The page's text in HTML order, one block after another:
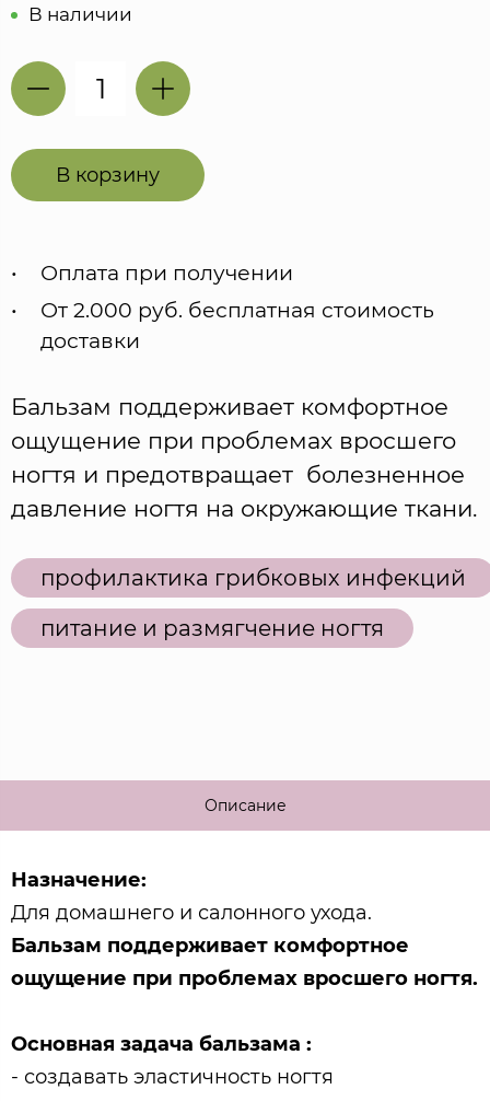
В наличии
В корзину
Оплата при получении
От 2.000 руб. бесплатная стоимость
доставки
Бальзам поддерживает комфортное
ощущение при проблемах вросшего
ногтя и предотвращает болезненное
давление ногтя на окружающие ткани.
профилактика грибковых инфекций
питание и размягчение ногтя
Описание
Назначение:
Для домашнего и салонного ухода.
Бальзам поддерживает комфортное
ощущение при проблемах вросшего ногтя.
Основная задача бальзама :
- создавать эластичность ногтя